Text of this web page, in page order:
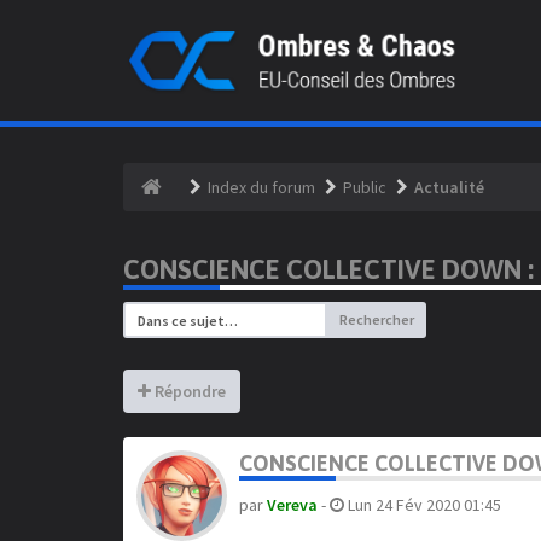
Index du forum Public Actualité
CONSCIENCE COLLECTIVE DOWN
Rechercher
Répondre
CONSCIENCE COLLECTIVE
parVereva - Lun 24 Fév 2020 01:45